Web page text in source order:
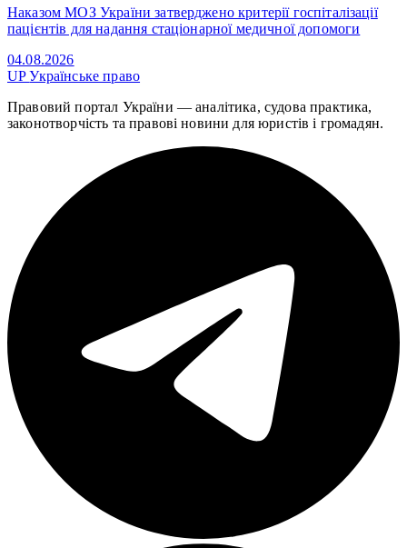
Наказом МОЗ України затверджено критерії госпіталізації
пацієнтів для надання стаціонарної медичної допомоги
04.08.2026
UPУкраїнське право
Правовий портал України — аналітика, судова практика,
законотворчість та правові новини для юристів і громадян.